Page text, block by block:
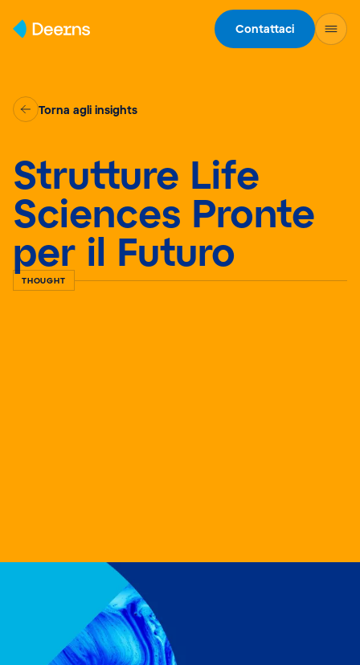
Contattaci
Torna agli insights
Strutture Life
Sciences Pronte
per il Futuro
THOUGHT